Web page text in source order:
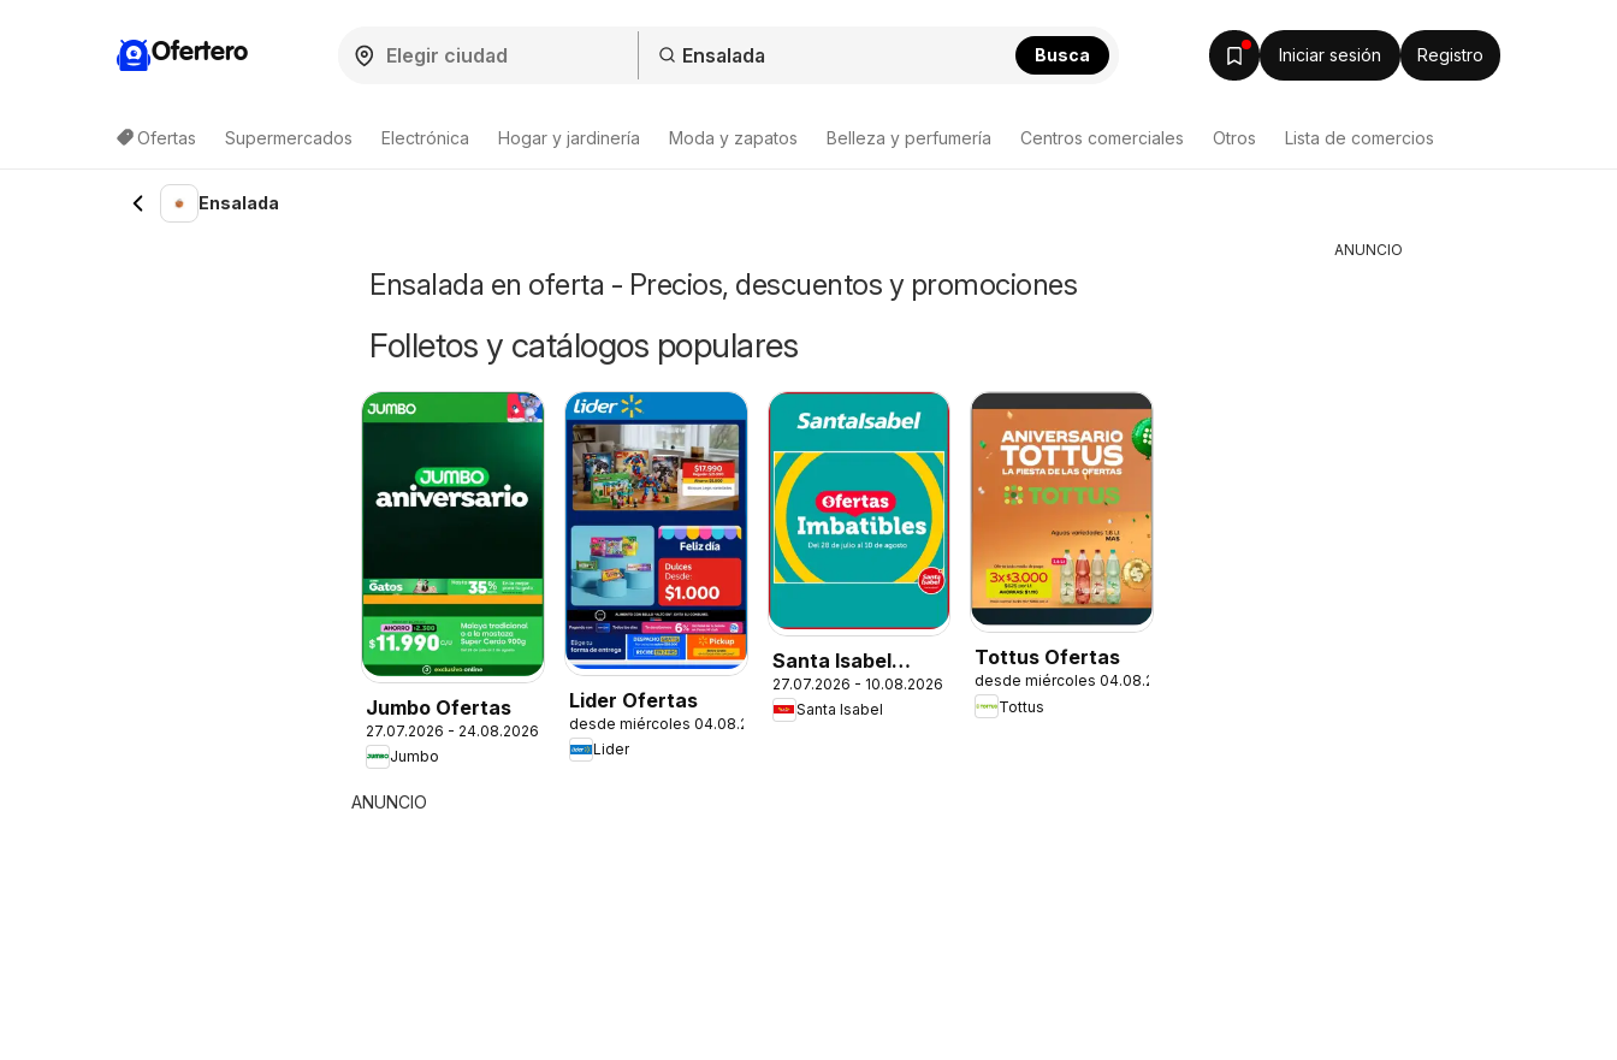
Ofertero Busca Iniciar sesión Registro
Ofertas Supermercados Electrónica Hogar y jardinería Moda y zapatos Belleza y perfumería Centros comerciales Otros Lista de comercios
Lista de productos
Ensalada
Ensalada en oferta - Precios, descuentos y promociones
Folletos y catálogos populares
Jumbo Ofertas
27.07.2026 - 24.08.2026
Jumbo
Lider Ofertas
desde miércoles 04.08.2026
Lider
Santa Isabel
Ofertas
27.07.2026 - 10.08.2026
Santa Isabel
Tottus Ofertas
desde miércoles 04.08.2026
Tottus
ANUNCIO
ANUNCIO